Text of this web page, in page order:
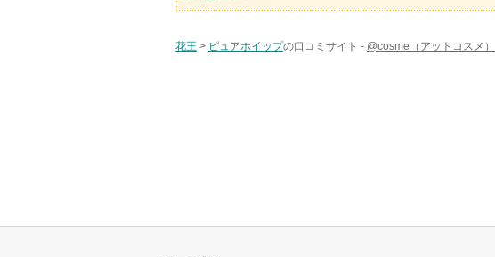
花王 > ピュアホイップの口コミサイト - @cosme（アットコスメ）